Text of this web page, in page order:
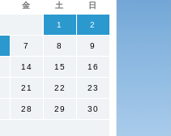
金 土 日
1 2
7 8 9
14 15 16
21 22 23
28 29 30